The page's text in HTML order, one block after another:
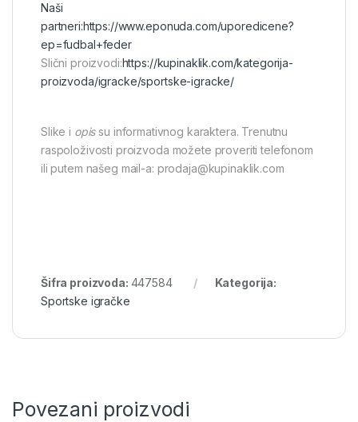
Naši
partneri:https://www.eponuda.com/uporedicene?
ep=fudbal+feder
Slični proizvodi:https://kupinaklik.com/kategorija-
proizvoda/igracke/sportske-igracke/
Slike i opissu informativnog karaktera. Trenutnu
raspoloživosti proizvoda možete proveriti telefonom
ili putem našeg mail-a: prodaja@kupinaklik.com
Šifra proizvoda: 447584
Kategorija:
Sportske igračke
Povezani proizvodi